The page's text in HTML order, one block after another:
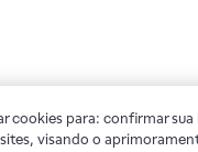
cookies para: confirmar
visando o